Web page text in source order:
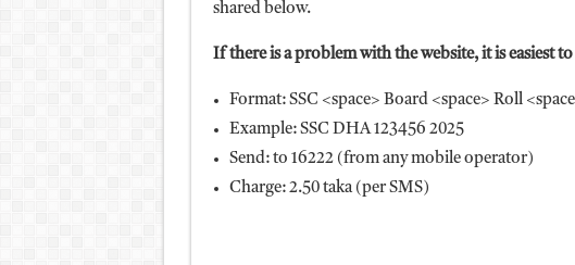
shared below.
If there is a problem with the website, it is easiest
Format: SSC <space> Board <space> Roll
Example: SSC DHA 123456 2025
Send: to 16222 (from any mobile operator)
Charge: 2.50 taka (per SMS)